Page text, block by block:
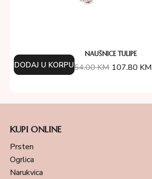
NAUŠNICE TULIPE
154.00KM 107.80 KM
DODAJ U KORPU
KUPI ONLINE
Prsten
Ogrlica
Narukvica